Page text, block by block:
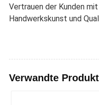
Vertrauen der Kunden
Handwerkskunst und
Verwandte